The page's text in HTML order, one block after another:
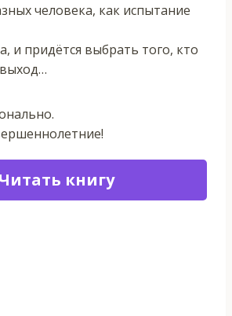
человека, как испытание
и придётся выбрать того, кто
Читать книгу